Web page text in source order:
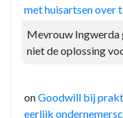
met huisartsen over
Mevrouw Ingwerda
niet de oplossing
onGoodwill bij
eerlijk